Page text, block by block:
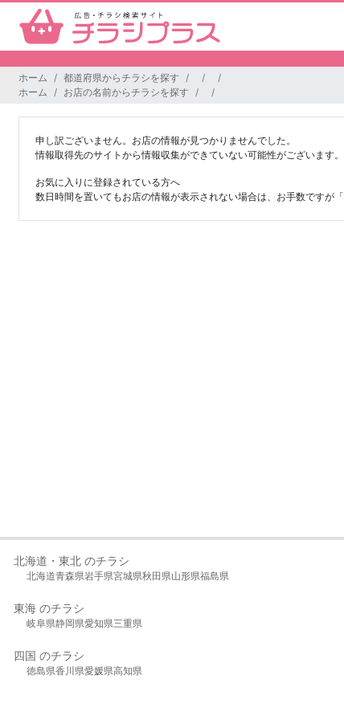
ホーム
都道府県からチラシを探す
ホーム
お店の名前からチラシを探す
申し訳ございません。お店の情報が見つかりませんでした。
情報取得先のサイトから情報収集ができていない可能性がございます。
お気に入りに登録されている方へ
数日時間を置いてもお店の情報が表示されない場合は、お手数ですが「
北海道・東北 のチラシ
北海道青森県岩手県宮城県秋田県山形県福島県
東海 のチラシ
岐阜県静岡県愛知県三重県
四国 のチラシ
徳島県香川県愛媛県高知県